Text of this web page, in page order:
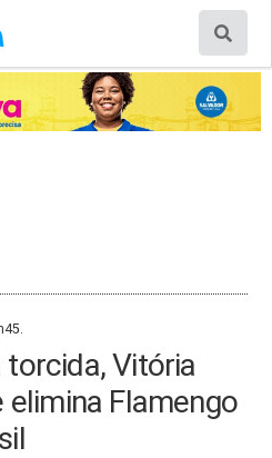
Vitória
Flamengo